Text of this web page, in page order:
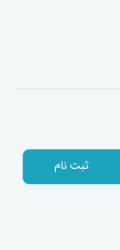
ثبت نام